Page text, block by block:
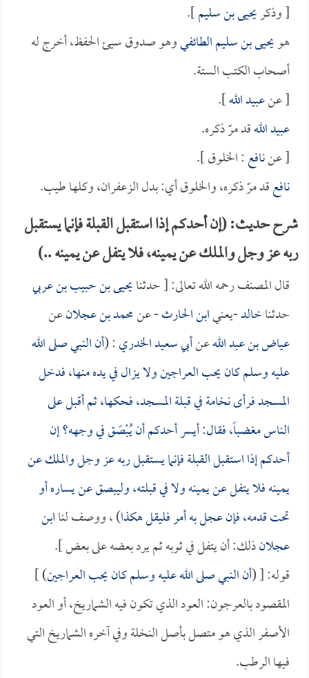
[ وذكريحيى بن سليم].
هويحيى بن سليم الطائفيوهو صدوق سيئ الحفظ، أخرج له
أصحاب الكتب الستة.
[ عنعبيد الله].
عبيد اللهقد مرّ ذكره.
[ عننافع: الخلوق ].
نافعقد مرّ ذكره، والخلوق أي: بدل الزعفران، وكلها طيب.
شرح حديث: (إن أحدكم إذا استقبل القبلة فإنما يستقبل
ربه عز وجل والملك عن يمينه، فلا يتفل عن يمينه ..)
قال المصنف رحمه الله تعالى: [ حدثنايحيى بن حبيب بن عربي
حدثناخالد-يعنيابن الحارث- عنمحمد بن عجلانعن
عياض بن عبد اللهعنأبي سعيد الخدري: (أن النبي صلى الله
عليه وسلم كان يحب العراجين ولا يزال في يده منها، فدخل
المسجد فرأى نخامة في قبلة المسجد، فحكها، ثم أقبل على
الناس مغضباً، فقال: أيسر أحدكم أن يُبْصَق في وجهه؟ إن
أحدكم إذا استقبل القبلة فإنما يستقبل ربه عز وجل والملك عن
يمينه فلا يتفل عن يمينه ولا في قبلته، وليبصق عن يساره أو
تحت قدمه، فإن عجل به أمر فليقل هكذا) ، ووصف لناابن
عجلانذلك: أن يتفل في ثوبه ثم يرد بعضه على بعض ].
قوله: [ (أن النبي صلى الله عليه وسلم كان يحب العراجين) ]
المقصود بالعرجون: العود الذي تكون فيه الشماريخ، أو العود
الأصفر الذي هو متصل بأصل النخلة وفي آخره الشماريخ التي
فيها الرطب.